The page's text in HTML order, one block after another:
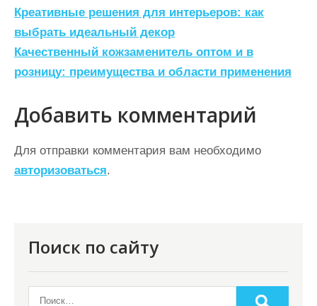
Н
а
в
и
г
а
ц
и
Креативные решения для интерьеров: как
выбрать идеальный декор
Качественный кожзаменитель оптом и в
розницу: преимущества и области применения
Добавить комментарий
Для отправки комментария вам необходимо
авторизоваться.
Поиск по сайту